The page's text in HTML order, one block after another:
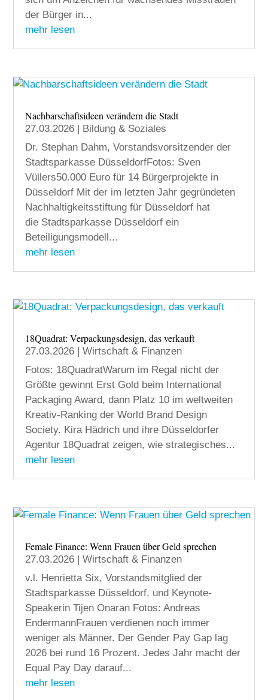
der Bürger in...
mehr lesen
Nachbarschaftsideen verändern die Stadt
27.03.2026 | Bildung & Soziales
Dr. Stephan Dahm, Vorstandsvorsitzender der
Stadtsparkasse DüsseldorfFotos: Sven
Vüllers50.000 Euro für 14 Bürgerprojekte in
Düsseldorf Mit der im letzten Jahr gegründeten
Nachhaltigkeitsstiftung für Düsseldorf hat
die Stadtsparkasse Düsseldorf ein
Beteiligungsmodell...
mehr lesen
18Quadrat: Verpackungsdesign, das verkauft
27.03.2026 |Wirtschaft & Finanzen
Fotos: 18QuadratWarum im Regal nicht der
Größte gewinnt Erst Gold beim International
Packaging Award, dann Platz 10 im weltweiten
Kreativ-Ranking der World Brand Design
Society. Kira Hädrich und ihre Düsseldorfer
Agentur 18Quadrat zeigen, wie strategisches...
mehr lesen
Female Finance: Wenn Frauen über Geld sprechen
27.03.2026 |Wirtschaft & Finanzen
v.l. Henrietta Six, Vorstandsmitglied der
Stadtsparkasse Düsseldorf, und Keynote-
Speakerin Tijen Onaran Fotos: Andreas
EndermannFrauen verdienen noch immer
weniger als Männer. Der Gender Pay Gap lag
2026 bei rund 16 Prozent. Jedes Jahr macht der
Equal Pay Day darauf...
mehr lesen